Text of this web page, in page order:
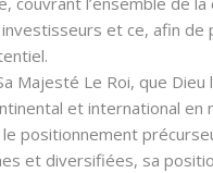
et ce, afin
Majesté Le Roi, que
et international
positionnement
et diversifiées, sa